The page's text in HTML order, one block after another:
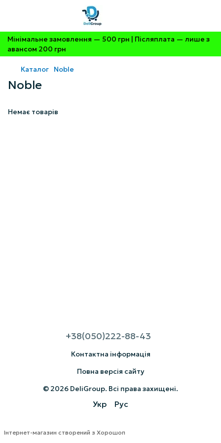
Мінімальне замовлення — 500 грн | Післяплата — лише з
авансом 200 грн
Каталог Noble
Noble
Немає товарів
+38(050)222-88-43
Контактна інформація
Повна версія сайту
© 2026 DeliGroup. Всі права захищені.
Укр Рус
Інтернет-магазин створений з Хорошоп